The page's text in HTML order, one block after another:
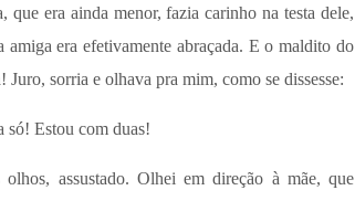
que era ainda menor, fazia carinho na testa dele,
amiga era efetivamente abraçada. E o maldito do
Juro, sorria e olhava pra mim, como se dissesse:
só! Estou com duas!
olhos, assustado. Olhei em direção à mãe, que